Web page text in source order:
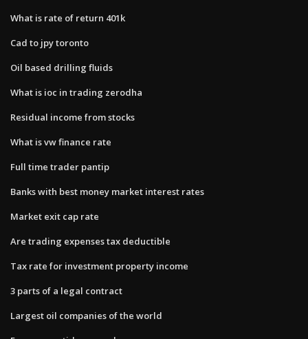
What is rate of return 401k
Cad to jpy toronto
Oil based drilling fluids
What is ioc in trading zerodha
Residual income from stocks
What is vw finance rate
Full time trader pantip
Banks with best money market interest rates
Market exit cap rate
Are trading expenses tax deductible
Tax rate for investment property income
3 parts of a legal contract
Largest oil companies of the world